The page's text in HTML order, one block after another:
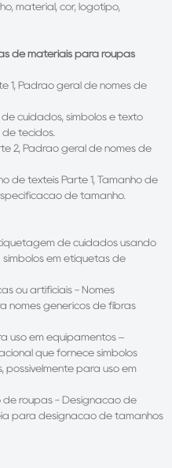
material, cor, logotipo,
de materiais para roupas
1, Padrão geral de nomes de
de cuidados, símbolos e texto
tecidos.
2, Padrão geral de nomes de
de têxteis Parte 1, Tamanho de
de tamanho.
de cuidados usando
em etiquetas de
ou artificiais - Nomes
nomes genéricos de fibras
uso em equipamentos –
que fornece símbolos
possivelmente para uso em
de roupas - Designação de
para designação de tamanhos